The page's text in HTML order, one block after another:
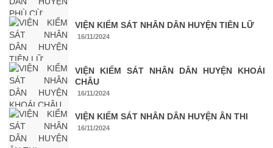
VIỆN KIỂM SÁT NHÂN DÂN HUYỆN TIÊN LỮ
16/11/2024
VIỆN KIỂM SÁT NHÂN DÂN HUYỆN KHOÁI
CHÂU
16/11/2024
VIỆN KIỂM SÁT NHÂN DÂN HUYỆN ÂN THI
16/11/2024